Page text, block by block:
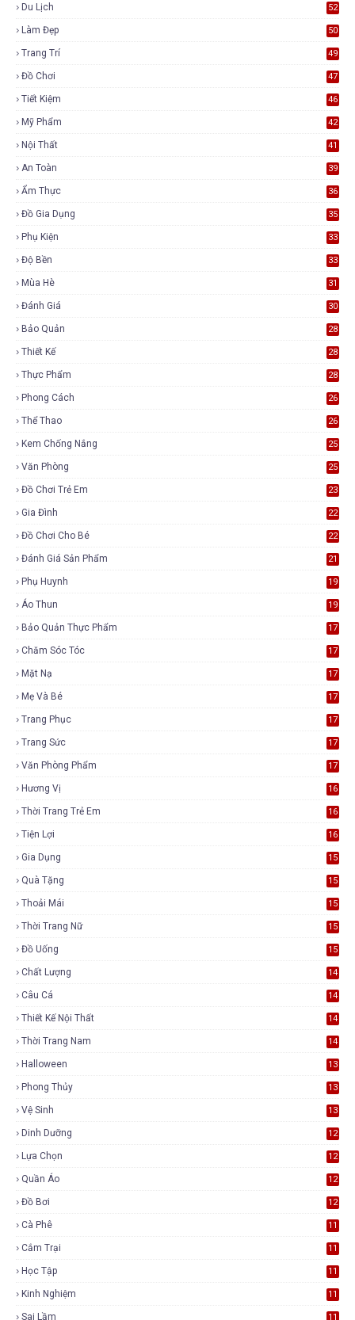
Du Lịch 52
Làm Đẹp 50
Trang Trí 49
Đồ Chơi 47
Tiết Kiệm 46
Mỹ Phẩm 42
Nội Thất 41
An Toàn 39
Ẩm Thực 36
Đồ Gia Dụng 35
Phụ Kiện 33
Độ Bền 33
Mùa Hè 31
Đánh Giá 30
Bảo Quản 28
Thiết Kế 28
Thực Phẩm 28
Phong Cách 26
Thể Thao 26
Kem Chống Nắng 25
Văn Phòng 25
Đồ Chơi Trẻ Em 23
Gia Đình 22
Đồ Chơi Cho Bé 22
Đánh Giá Sản Phẩm 21
Phụ Huynh 19
Áo Thun 19
Bảo Quản Thực Phẩm 17
Chăm Sóc Tóc 17
Mặt Nạ 17
Mẹ Và Bé 17
Trang Phục 17
Trang Sức 17
Văn Phòng Phẩm 17
Hương Vị 16
Thời Trang Trẻ Em 16
Tiện Lợi 16
Gia Dụng 15
Quà Tặng 15
Thoải Mái 15
Thời Trang Nữ 15
Đồ Uống 15
Chất Lượng 14
Câu Cá 14
Thiết Kế Nội Thất 14
Thời Trang Nam 14
Halloween 13
Phong Thủy 13
Vệ Sinh 13
Dinh Dưỡng 12
Lựa Chọn 12
Quần Áo 12
Đồ Bơi 12
Cà Phê 11
Cắm Trại 11
Học Tập 11
Kinh Nghiệm 11
Sai Lầm 11